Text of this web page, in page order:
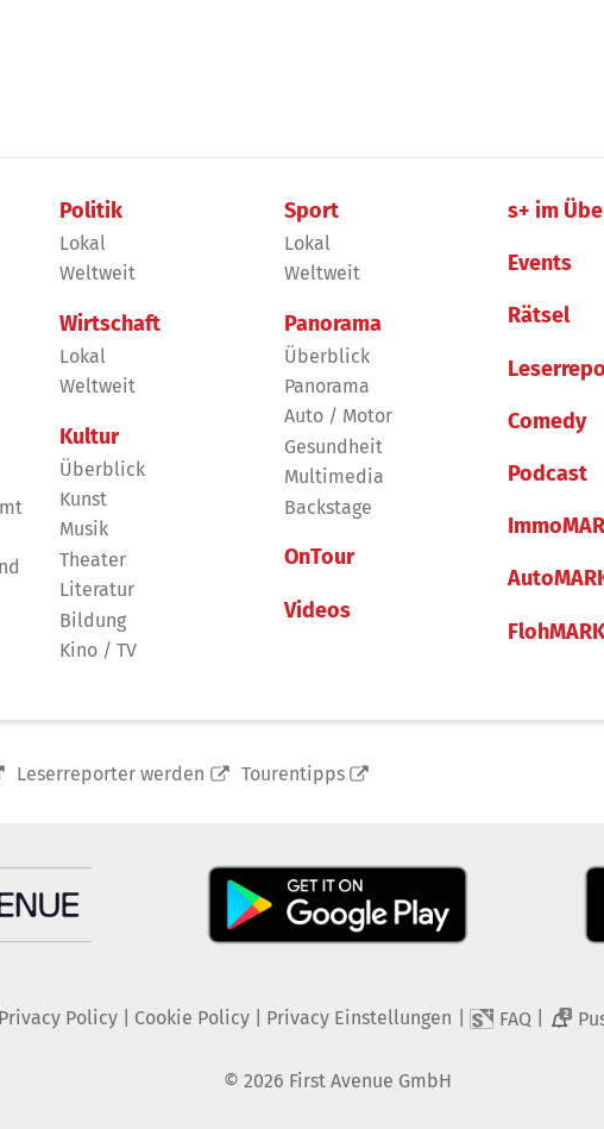
Politik
Lokal
Weltweit
Wirtschaft
Lokal
Weltweit
Kultur
Überblick
Kunst
Musik
Theater
Literatur
Bildung
Kino / TV
Sport
Lokal
Weltweit
Panorama
Überblick
Panorama
Auto / Motor
Gesundheit
Multimedia
Backstage
OnTour
Videos
s+ im
Events
Rätsel
Comedy
Podcast
Leserreporter werden Tourentipps
Privacy Policy| Cookie Policy| Privacy Einstellungen FAQ 2
© 2026 First Avenue GmbH